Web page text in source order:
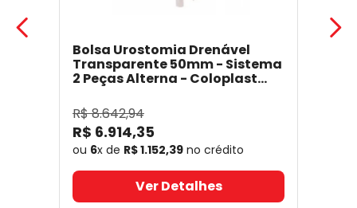
Bolsa Urostomia Drenável
Transparente 50mm - Sistema
2 Peças Alterna - Coloplast
R$8.642,94
R$ 6.914,35
ou 6x de R$1.152,39 no crédito
Ver Detalhes